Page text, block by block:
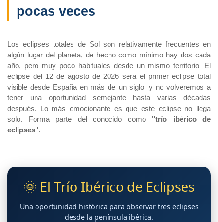
pocas veces
Los eclipses totales de Sol son relativamente frecuentes en
algún lugar del planeta, de hecho como mínimo hay dos cada
año, pero muy poco habituales desde un mismo territorio. El
eclipse del 12 de agosto de 2026 será el primer eclipse total
visible desde España en más de un siglo, y no volveremos a
tener una oportunidad semejante hasta varias décadas
después. Lo más emocionante es que este eclipse no llega
solo. Forma parte del conocido como "trío ibérico de
eclipses".
🌞 El Trío Ibérico de Eclipses
Una oportunidad histórica para observar tres eclipses
desde la península ibérica.